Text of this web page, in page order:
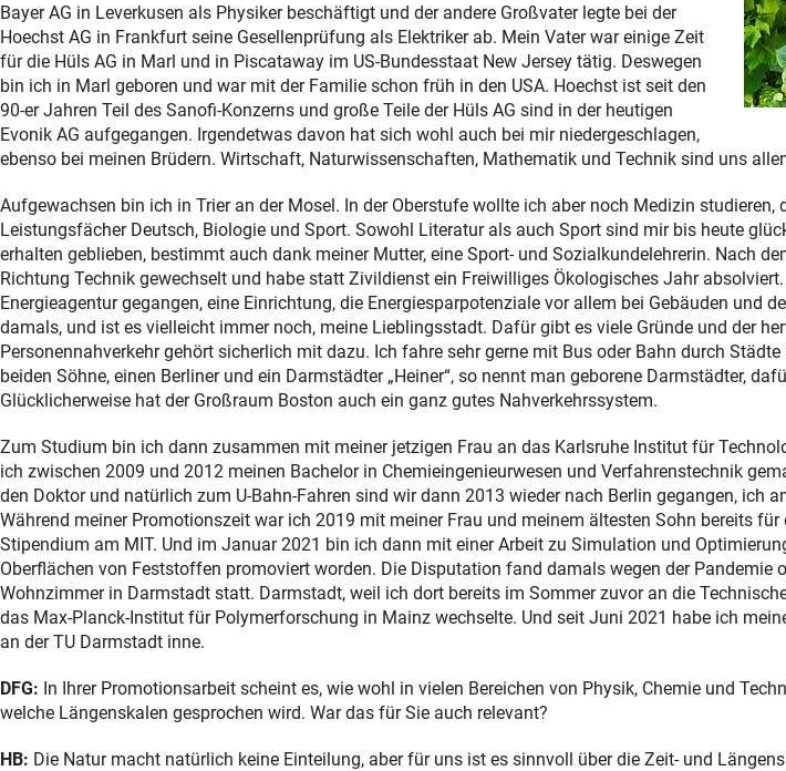
Bayer AG in Leverkusen als Physiker beschäftigt und der andere Großvater legte bei der
Hoechst AG in Frankfurt seine Gesellenprüfung als Elektriker ab. Mein Vater war einige Zeit
für die Hüls AG in Marl und in Piscataway im US-Bundesstaat New Jersey tätig. Deswegen
bin ich in Marl geboren und war mit der Familie schon früh in den USA. Hoechst ist seit den
90-er Jahren Teil des Sanofi-Konzerns und große Teile der Hüls AG sind in der heutigen
Evonik AG aufgegangen. Irgendetwas davon hat sich wohl auch bei mir niedergeschlagen,
ebenso bei meinen Brüdern. Wirtschaft, Naturwissenschaften, Mathematik und Technik sind uns
Aufgewachsen bin ich in Trier an der Mosel. In der Oberstufe wollte ich aber noch Medizin studieren,
Leistungsfächer Deutsch, Biologie und Sport. Sowohl Literatur als auch Sport sind mir bis heute
erhalten geblieben, bestimmt auch dank meiner Mutter, eine Sport- und Sozialkundelehrerin. Nach
Richtung Technik gewechselt und habe statt Zivildienst ein Freiwilliges Ökologisches Jahr
Energieagentur gegangen, eine Einrichtung, die Energiesparpotenziale vor allem bei Gebäuden und
damals, und ist es vielleicht immer noch, meine Lieblingsstadt. Dafür gibt es viele Gründe und der
Personennahverkehr gehört sicherlich mit dazu. Ich fahre sehr gerne mit Bus oder Bahn durch
beiden Söhne, einen Berliner und ein Darmstädter „Heiner“, so nennt man geborene Darmstädter,
Glücklicherweise hat der Großraum Boston auch ein ganz gutes Nahverkehrssystem.
Zum Studium bin ich dann zusammen mit meiner jetzigen Frau an das Karlsruhe Institut für
ich zwischen 2009 und 2012 meinen Bachelor in Chemieingenieurwesen und Verfahrenstechnik
den Doktor und natürlich zum U-Bahn-Fahren sind wir dann 2013 wieder nach Berlin gegangen, ich
Während meiner Promotionszeit war ich 2019 mit meiner Frau und meinem ältesten Sohn bereits für
Stipendium am MIT. Und im Januar 2021 bin ich dann mit einer Arbeit zu Simulation und
Oberflächen von Feststoffen promoviert worden. Die Disputation fand damals wegen der Pandemie
Wohnzimmer in Darmstadt statt. Darmstadt, weil ich dort bereits im Sommer zuvor an die
das Max-Planck-Institut für Polymerforschung in Mainz wechselte. Und seit Juni 2021 habe ich
an der TU Darmstadt inne.
DFG: In Ihrer Promotionsarbeit scheint es, wie wohl in vielen Bereichen von Physik, Chemie und
welche Längenskalen gesprochen wird. War das für Sie auch relevant?
HB: Die Natur macht natürlich keine Einteilung, aber für uns ist es sinnvoll über die Zeit- und